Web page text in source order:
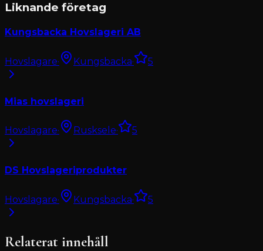
Liknande företag
Kungsbacka Hovslageri AB
Hovslagare· Kungsbacka· 5
Mias hovslageri
Hovslagare· Rusksele· 5
DS Hovslageriprodukter
Hovslagare· Kungsbacka· 5
Relaterat innehåll